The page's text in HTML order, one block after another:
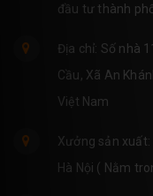
đầu tư thành
Địa chỉ: Số nhà
Cầu, Xã An
Việt Nam
Xưởng sản xuất:
Hà Nội ( Nằm